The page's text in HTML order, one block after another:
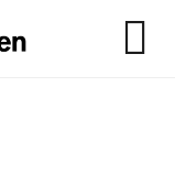
